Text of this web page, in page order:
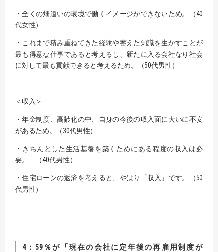
・全くの畑違いの環境で働くイメージができないため。（40
代女性）
・これまで積み重ねてきた経験や蓄えた知識を生かすことが
最も得意な仕事であると考えるし、新たに入る会社なり社会
に対して最も貢献できると考えるため。（50代男性）
＜収入＞
・年金制度、高齢化の中、自身の今後の収入面に大いに不安
があるため。（30代男性）
・きちんとした生活基盤を築くためにある程度の収入は必
要。 （40代男性）
・住宅ローンの返済を考えると、やはり「収入」です。（50
代男性）
4 ： 59 ％が「現在の会社に定年後の再雇用制度が